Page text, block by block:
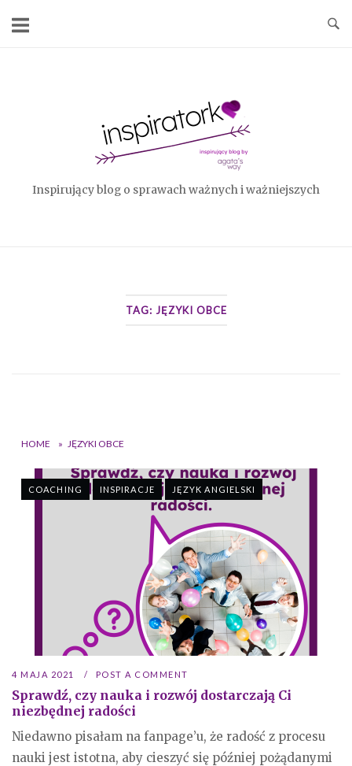
Inspirujący blog o sprawach ważnych i ważniejszych
TAG: JĘZYKI OBCE
HOME » JĘZYKI OBCE
COACHING INSPIRACJE JĘZYK ANGIELSKI
4 MAJA 2021 POST A COMMENT
Sprawdź, czy nauka i rozwój dostarczają Ci
niezbędnej radości
Niedawno pisałam na fanpage’u, że radość z procesu
nauki jest istotna, aby cieszyć się później pożądanymi